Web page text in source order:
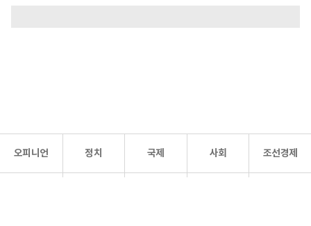
오피니언 정치 국제 사회 조선경제